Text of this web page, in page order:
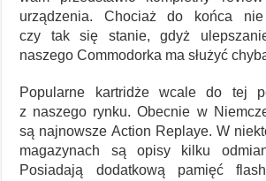
urządzenia. Chociaż do końca
czy tak się stanie, gdyż
naszego Commodorka ma służyć
Popularne kartridże wcale do tej
z naszego rynku. Obecnie w
są najnowsze Action Replaye. W
magazynach są opisy kilku
Posiadają dodatkową pamięć